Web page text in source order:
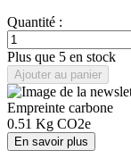
Quantité :
Plus que 5 en stock
Ajouter au panier
Empreinte carbone
0.51 Kg CO2e
En savoir plus